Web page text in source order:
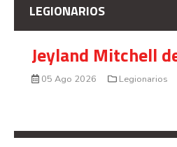
LEGIONARIOS
Jeyland Mitchell
05 Ago 2026 Legionarios